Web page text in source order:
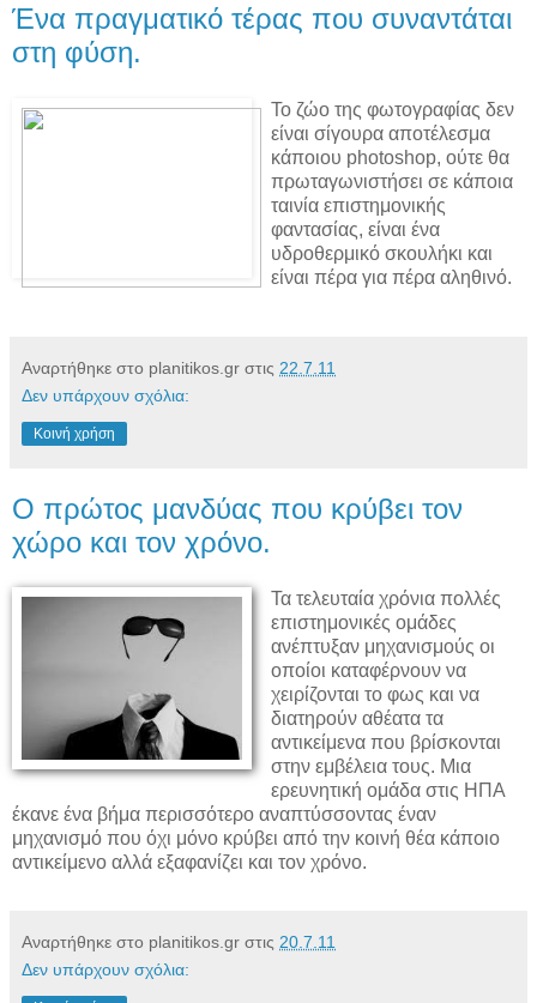
Ένα πραγματικό τέρας που συναντάται
στη φύση.
Το ζώο της φωτογραφίας δεν
είναι σίγουρα αποτέλεσμα
κάποιου photoshop, ούτε θα
πρωταγωνιστήσει σε κάποια
ταινία επιστημονικής
φαντασίας, είναι ένα
υδροθερμικό σκουλήκι και
είναι πέρα για πέρα αληθινό.
Αναρτήθηκε στο planitikos.gr στις 22.7.11
Δεν υπάρχουν σχόλια:
Κοινή χρήση
Ο πρώτος μανδύας που κρύβει τον
χώρο και τον χρόνο.
Τα τελευταία χρόνια πολλές
επιστημονικές ομάδες
ανέπτυξαν μηχανισμούς οι
οποίοι καταφέρνουν να
χειρίζονται το φως και να
διατηρούν αθέατα τα
αντικείμενα που βρίσκονται
στην εμβέλεια τους. Μια
ερευνητική ομάδα στις ΗΠΑ
έκανε ένα βήμα περισσότερο αναπτύσσοντας έναν
μηχανισμό που όχι μόνο κρύβει από την κοινή θέα κάποιο
αντικείμενο αλλά εξαφανίζει και τον χρόνο.
Αναρτήθηκε στο planitikos.gr στις 20.7.11
Δεν υπάρχουν σχόλια: